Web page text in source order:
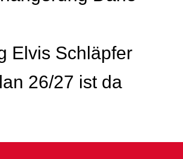
Elvis Schläpfer
26/27 ist da